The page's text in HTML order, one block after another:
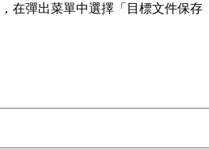
在彈出菜單中選擇「目標文件保存